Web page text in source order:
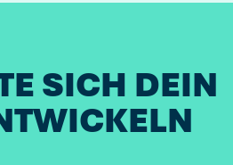
SICH DEIN